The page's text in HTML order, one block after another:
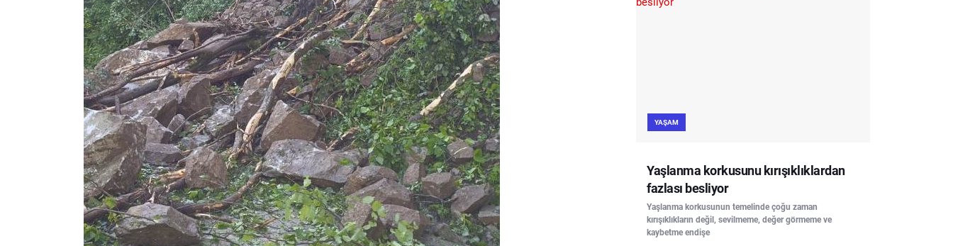
YAŞAM
Yaşlanma korkusunu kırışıklıklardan
fazlası besliyor
Yaşlanma korkusunun temelinde çoğu zaman
kırışıklıkların değil, sevilmeme, değer görmeme ve
kaybetme endişe